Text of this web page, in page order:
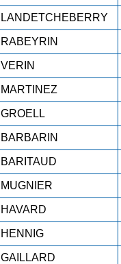
LANDETCHEBERRY
RABEYRIN
VERIN
MARTINEZ
GROELL
BARBARIN
BARITAUD
MUGNIER
HAVARD
HENNIG
GAILLARD